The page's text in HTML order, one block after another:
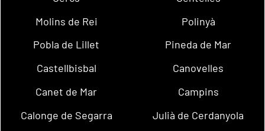
Molins de Rei
Polinyà
Pobla de Lillet
Pineda de Mar
Castellbisbal
Canovelles
Canet de Mar
Campins
Calonge de Segarra
Julià de Cerdanyola